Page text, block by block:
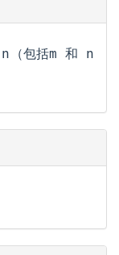
n（包括m 和 n